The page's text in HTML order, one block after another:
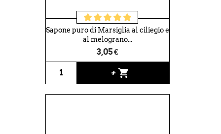
Sapone puro di Marsiglia al ciliegio e
al melograno...
3,05 €
+ shopping_cart